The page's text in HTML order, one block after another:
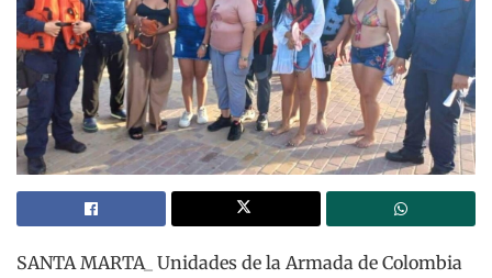
SANTA MARTA_ Unidades de la Armada de Colombia